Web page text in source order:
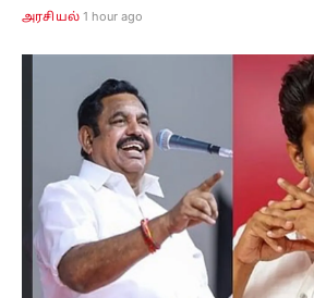
அரசியல் 1 hour ago